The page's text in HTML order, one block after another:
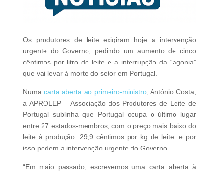
Os produtores de leite exigiram hoje a intervenção
urgente do Governo, pedindo um aumento de cinco
cêntimos por litro de leite e a interrupção da “agonia”
que vai levar à morte do setor em Portugal.
Numa carta aberta ao primeiro-ministro, António Costa,
a APROLEP – Associação dos Produtores de Leite de
Portugal sublinha que Portugal ocupa o último lugar
entre 27 estados-membros, com o preço mais baixo do
leite à produção: 29,9 cêntimos por kg de leite, e por
isso pedem a intervenção urgente do Governo
“Em maio passado, escrevemos uma carta aberta à